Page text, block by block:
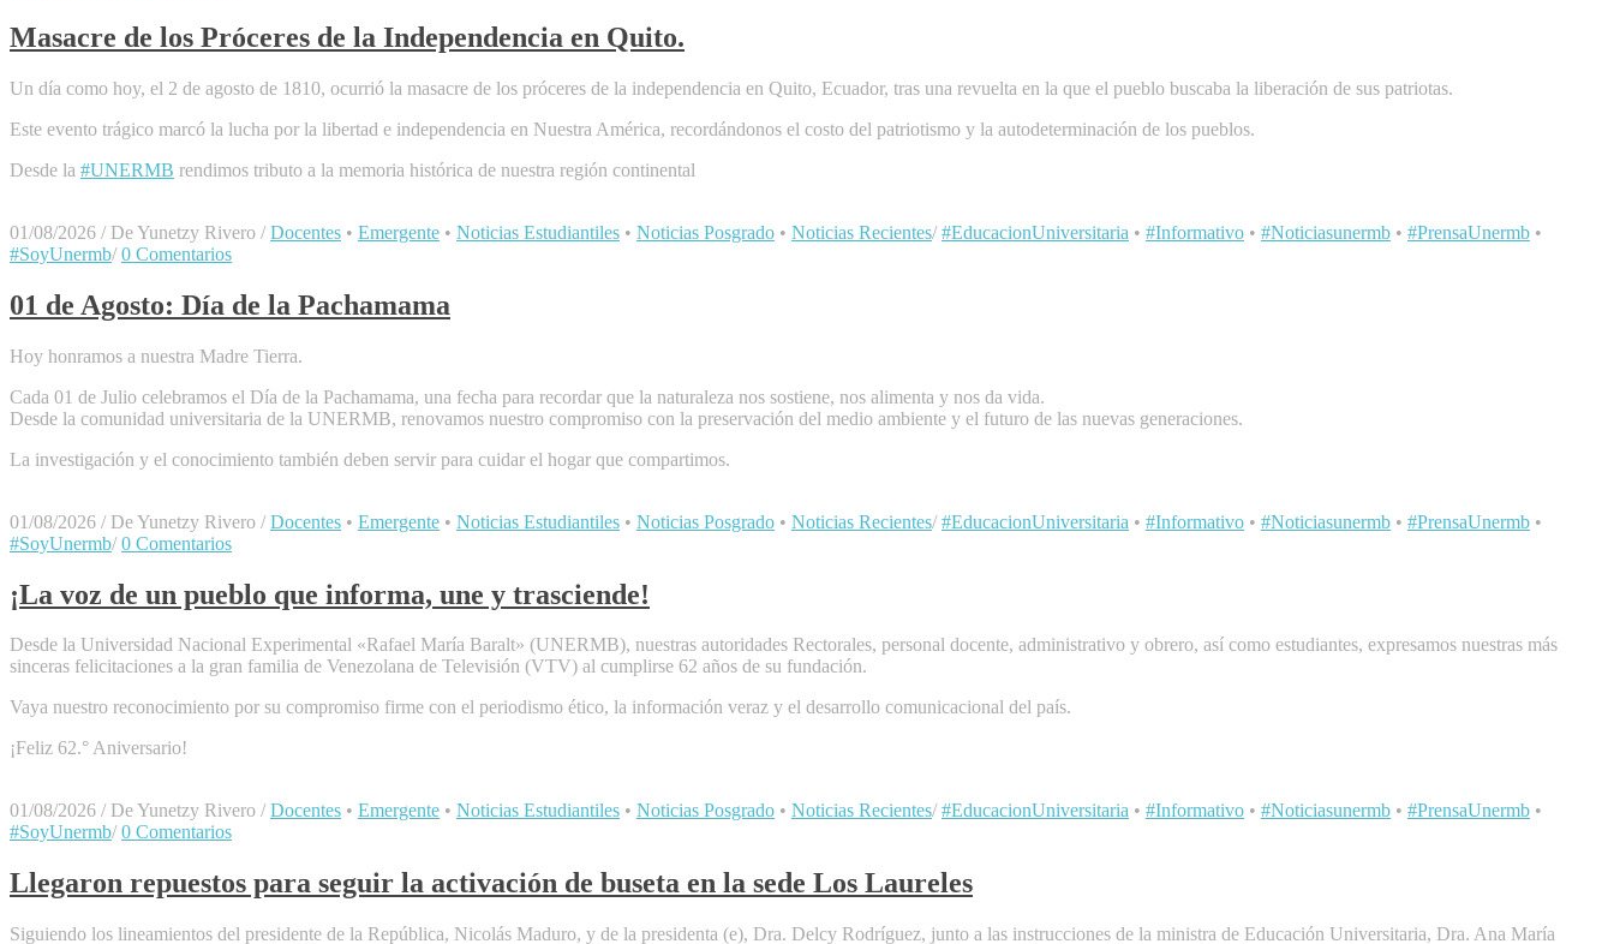
Masacre de los Próceres de la Independencia en Quito.
Un día como hoy, el 2 de agosto de 1810, ocurrió la masacre de los próceres de la independencia en Quito, Ecuador, tras una revuelta en la que el pueblo buscaba la liberación de sus patriotas.
Este evento trágico marcó la lucha por la libertad e independencia en Nuestra América, recordándonos el costo del patriotismo y la autodeterminación de los pueblos.
Desde la #UNERMB rendimos tributo a la memoria histórica de nuestra región continental
01/08/2026 / De Yunetzy Rivero / Docentes • Emergente • Noticias Estudiantiles • Noticias Posgrado • Noticias Recientes/ #EducacionUniversitaria • #Informativo • #Noticiasunermb • #PrensaUnermb •
#SoyUnermb/ 0 Comentarios
01 de Agosto: Día de la Pachamama
Hoy honramos a nuestra Madre Tierra.
​Cada 01 de Julio celebramos el Día de la Pachamama, una fecha para recordar que la naturaleza nos sostiene, nos alimenta y nos da vida.
​Desde la comunidad universitaria de la UNERMB, renovamos nuestro compromiso con la preservación del medio ambiente y el futuro de las nuevas generaciones.
La investigación y el conocimiento también deben servir para cuidar el hogar que compartimos.
01/08/2026 / De Yunetzy Rivero / Docentes • Emergente • Noticias Estudiantiles • Noticias Posgrado • Noticias Recientes/ #EducacionUniversitaria • #Informativo • #Noticiasunermb • #PrensaUnermb •
#SoyUnermb/ 0 Comentarios
¡La voz de un pueblo que informa, une y trasciende!
Desde la Universidad Nacional Experimental «Rafael María Baralt» (UNERMB), nuestras autoridades Rectorales, personal docente, administrativo y obrero, así como estudiantes, expresamos nuestras más
sinceras felicitaciones a la gran familia de Venezolana de Televisión (VTV) al cumplirse 62 años de su fundación.
​Vaya nuestro reconocimiento por su compromiso firme con el periodismo ético, la información veraz y el desarrollo comunicacional del país.
​¡Feliz 62.° Aniversario!
01/08/2026 / De Yunetzy Rivero / Docentes • Emergente • Noticias Estudiantiles • Noticias Posgrado • Noticias Recientes/ #EducacionUniversitaria • #Informativo • #Noticiasunermb • #PrensaUnermb •
#SoyUnermb/ 0 Comentarios
Llegaron repuestos para seguir la activación de buseta en la sede Los Laureles
Siguiendo los lineamientos del presidente de la República, Nicolás Maduro, y de la presidenta (e), Dra. Delcy Rodríguez, junto a las instrucciones de la ministra de Educación Universitaria, Dra. Ana María